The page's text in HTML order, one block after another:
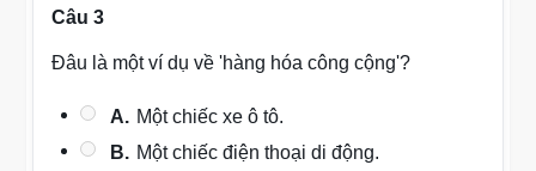
Câu 3
Đâu là một ví dụ về 'hàng hóa công cộng'?
A. Một chiếc xe ô tô.
B. Một chiếc điện thoại di động.